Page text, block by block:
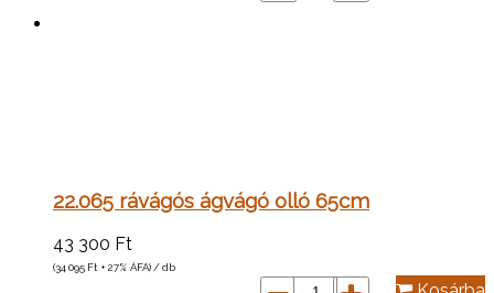
22.065 rávágós ágvágó olló 65cm
43 300 Ft
(34 095 Ft + 27% ÁFA) / db